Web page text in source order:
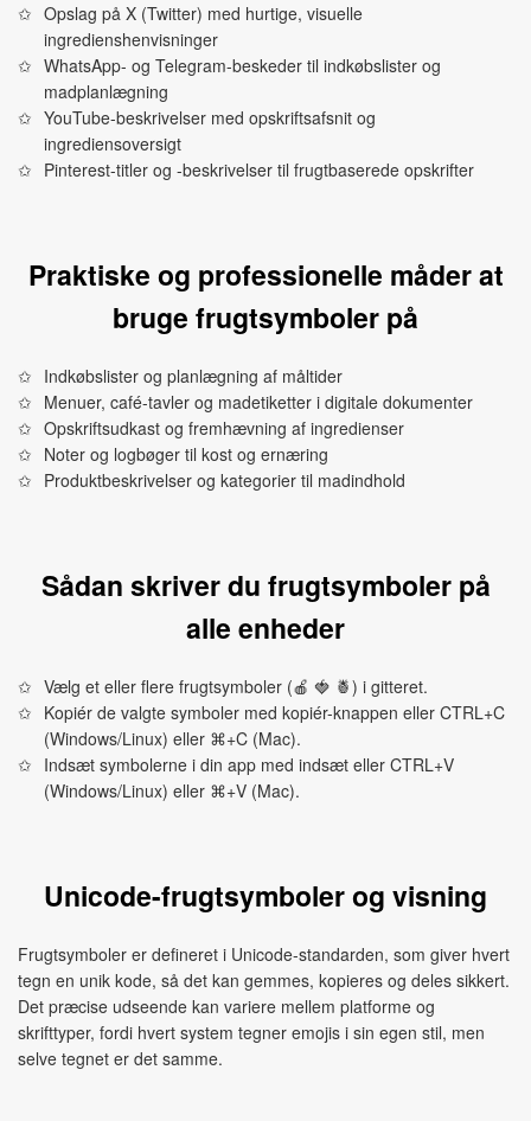
Opslag på X (Twitter) med hurtige, visuelle
ingredienshenvisninger
WhatsApp- og Telegram-beskeder til indkøbslister og
madplanlægning
YouTube-beskrivelser med opskriftsafsnit og
ingrediensoversigt
Pinterest-titler og -beskrivelser til frugtbaserede opskrifter
Praktiske og professionelle måder at
bruge frugtsymboler på
Indkøbslister og planlægning af måltider
Menuer, café-tavler og madetiketter i digitale dokumenter
Opskriftsudkast og fremhævning af ingredienser
Noter og logbøger til kost og ernæring
Produktbeskrivelser og kategorier til madindhold
Sådan skriver du frugtsymboler på
alle enheder
Vælg et eller flere frugtsymboler (🍎 🍓 🍍) i gitteret.
Kopiér de valgte symboler med kopiér-knappen eller CTRL+C
(Windows/Linux) eller ⌘+C (Mac).
Indsæt symbolerne i din app med indsæt eller CTRL+V
(Windows/Linux) eller ⌘+V (Mac).
Unicode-frugtsymboler og visning
Frugtsymboler er defineret i Unicode-standarden, som giver hvert
tegn en unik kode, så det kan gemmes, kopieres og deles sikkert.
Det præcise udseende kan variere mellem platforme og
skrifttyper, fordi hvert system tegner emojis i sin egen stil, men
selve tegnet er det samme.